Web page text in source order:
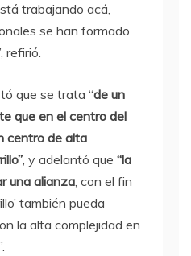
trabajando acá,
se han formado
refirió.
que se trata “de un
que en el centro del
centro de alta
, y adelantó que “la
una alianza, con el fin
también pueda
la alta complejidad en